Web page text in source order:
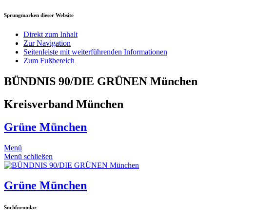
Sprungmarken dieser Website
Direkt zum Inhalt
Zur Navigation
Seitenleiste mit weiterführenden Informationen
Zum Fußbereich
BÜNDNIS 90/DIE GRÜNEN München
Kreisverband München
Grüne München
Menü
Menü schließen
Grüne München
Suchformular